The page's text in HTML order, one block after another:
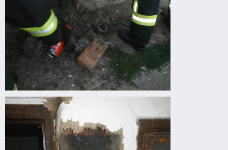
Vaddarazsak
épületbe
fészkeltek